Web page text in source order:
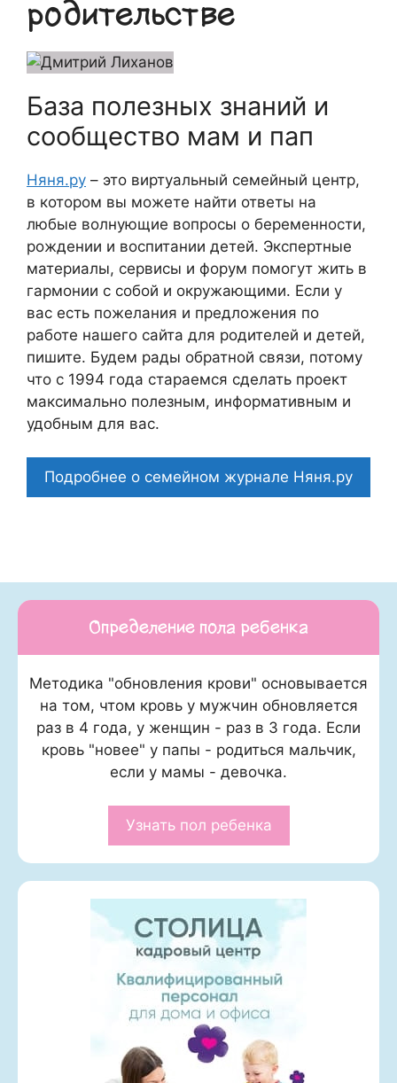
родительстве
База полезных знаний и
сообщество мам и пап
Няня.ру – это виртуальный семейный центр,
в котором вы можете найти ответы на
любые волнующие вопросы о беременности,
рождении и воспитании детей. Экспертные
материалы, сервисы и форум помогут жить в
гармонии с собой и окружающими. Если у
вас есть пожелания и предложения по
работе нашего сайта для родителей и детей,
пишите. Будем рады обратной связи, потому
что c 1994 года стараемся сделать проект
максимально полезным, информативным и
удобным для вас.
Подробнее о семейном журнале Няня.ру
Определение пола ребенка
Методика "обновления крови" основывается
на том, чтом кровь у мужчин обновляется
раз в 4 года, у женщин - раз в 3 года. Если
кровь "новее" у папы - родиться мальчик,
если у мамы - девочка.
Узнать пол ребенка